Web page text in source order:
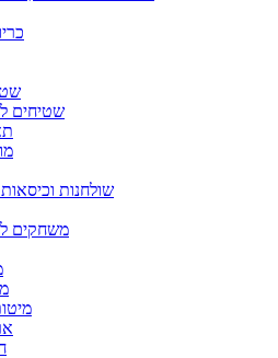
שטיחים
שולחנות וכיסאות
משחקים